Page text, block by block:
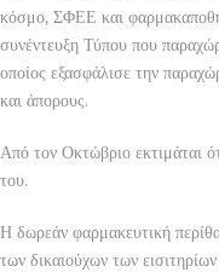
κόσμο, ΣΦΕΕ και
συνέντευξη Τύπου που
οποίος εξασφάλισε την
και άπορους.
Από τον Οκτώβριο εκτιμάται
του.
Η δωρεάν φαρμακευτική
των δικαιούχων των εισιτηρίων